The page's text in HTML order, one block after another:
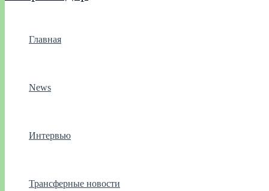
Главная
News
Интервью
Трансферные новости